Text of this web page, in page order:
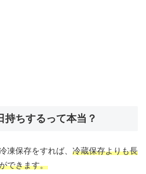
持ちするって本当？
凍保存をすれば、 冷蔵保存よりも長
できます。